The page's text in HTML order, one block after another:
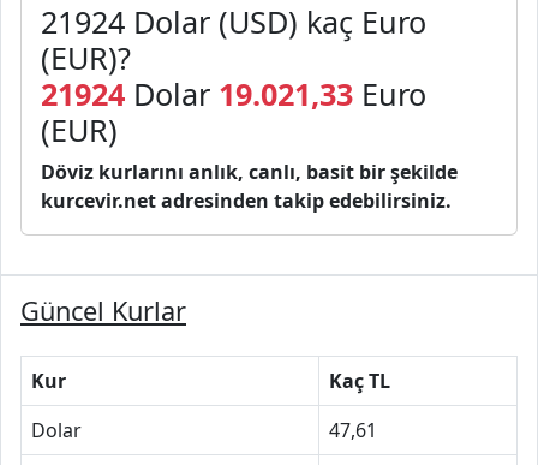
21924 Dolar (USD) kaç Euro
(EUR)?
21924 Dolar 19.021,33 Euro
(EUR)
Döviz kurlarını anlık, canlı, basit bir şekilde
kurcevir.net adresinden takip edebilirsiniz.
Güncel Kurlar
Kur
Kaç TL
Dolar
47,61